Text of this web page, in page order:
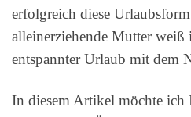
erfolgreich diese
alleinerziehende Mutter
entspannter Urlaub mit dem
In diesem Artikel möchte ich